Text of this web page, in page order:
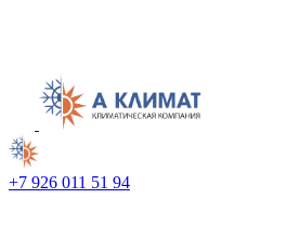
+7 926 011 51 94